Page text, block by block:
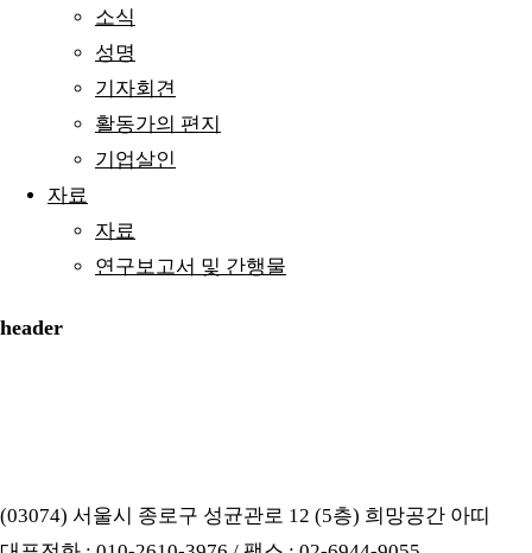
소식
성명
기자회견
활동가의 편지
기업살인
자료
자료
연구보고서 및 간행물
header
(03074) 서울시 종로구 성균관로 12 (5층) 희망공간 아띠